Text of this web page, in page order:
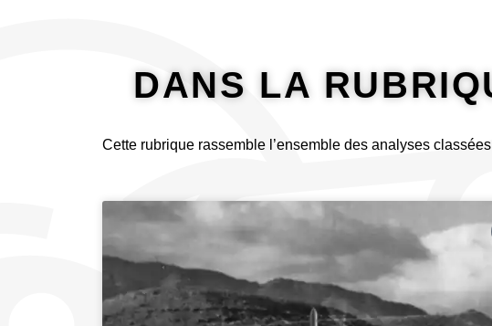
DANS LA
Cette rubrique rassemble l’ensemble des analyses